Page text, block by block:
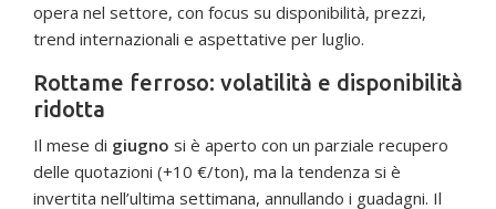
opera nel settore, con focus su disponibilità, prezzi,
trend internazionali e aspettative per luglio.
Rottame ferroso: volatilità e disponibilità
ridotta
Il mese di giugno si è aperto con un parziale recupero
delle quotazioni (+10 €/ton), ma la tendenza si è
invertita nell’ultima settimana, annullando i guadagni. Il